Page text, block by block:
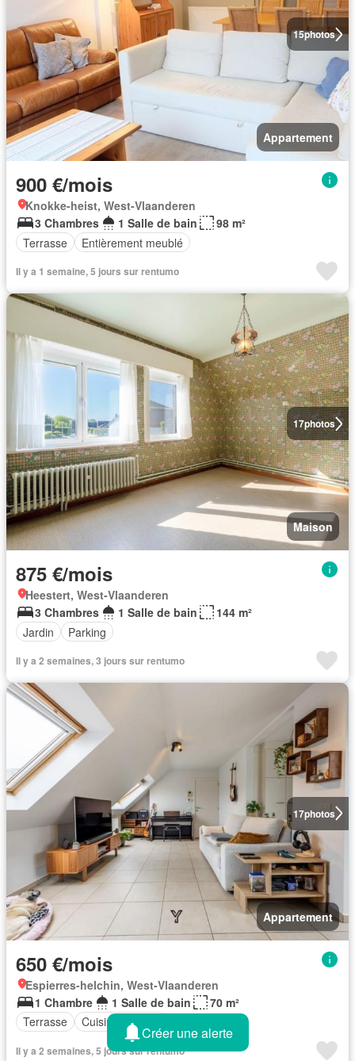
15photos
Appartement
900 €/mois
Knokke-heist, West-Vlaanderen
3 Chambres
1 Salle de bain
98 m²
Terrasse
Entièrement meublé
Il y a 1 semaine, 5 jours sur rentumo
17photos
Maison
875 €/mois
Heestert, West-Vlaanderen
3 Chambres
1 Salle de bain
144 m²
Jardin
Parking
Il y a 2 semaines, 3 jours sur rentumo
17photos
Appartement
650 €/mois
Espierres-helchin, West-Vlaanderen
1 Chambre
1 Salle de bain
70 m²
Terrasse
Cuisine équipée
Il y a 2 semaines, 5 jours sur rentumo
Créer une alerte